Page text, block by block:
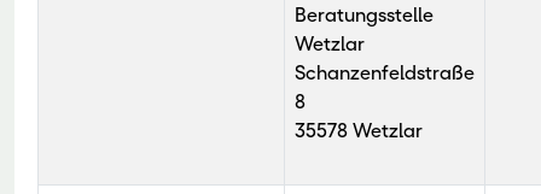
Beratungsstelle
Wetzlar
Schanzenfeldstraße
8
35578 Wetzlar